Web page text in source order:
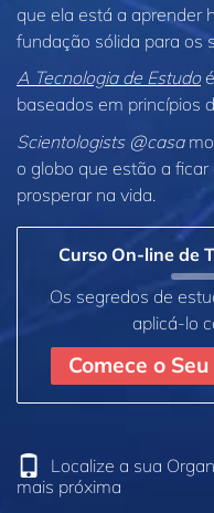
que ela está a aprender
fundação sólida para os
A Tecnologia de Estudo
baseados em princípios
Scientologists @casa
o globo que estão a
prosperar na vida.
Curso On‑line de
Os segredos de
aplicá‑lo
Comece o
Localize a sua
mais próxima